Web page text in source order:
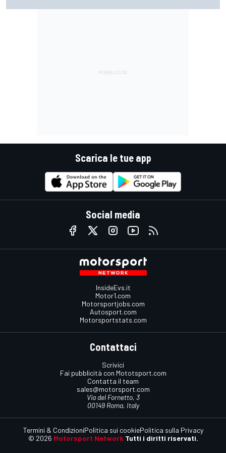
Scarica le tue app
Social media
InsideEvs.it
Motor1.com
Motorsportjobs.com
Autosport.com
Motorsportstats.com
Contattaci
Scrivici
Fai pubblicità con Mototsport.com
Contatta il team
sales@motorsport.com
Via del Fornetto, 3
00149 Roma, Italy
© 2026 Motorsport Network Tutti i diritti riservati.
Termini & CondizioniPolitica sui cookiePolitica sulla Privacy